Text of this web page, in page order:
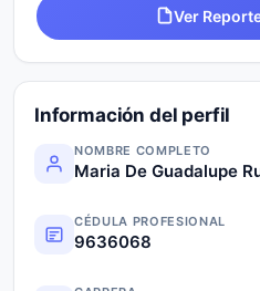
Ver
Información del perfil
NOMBRE COMPLETO
Maria De Guadalupe
CÉDULA PROFESIONAL
9636068